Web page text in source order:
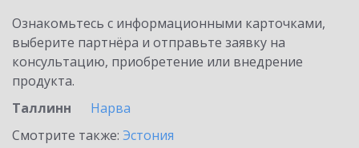
Ознакомьтесь с информационными карточками,
выберите партнёра и отправьте заявку на
консультацию, приобретение или внедрение
продукта.
Таллинн
Нарва
Смотрите также: Эстония